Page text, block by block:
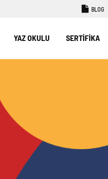
BLOG
YAZ OKULU SERTİFİKA